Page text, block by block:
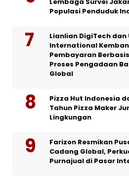
Populasi Penduduk
Lianlian DigiTech dan
International
Pembayaran
Proses Pengadaan
Global
Pizza Hut Indonesia
Tahun Pizza Maker
Lingkungan
Farizon Resmikan
Cadang Global,
Purnajual di Pasar